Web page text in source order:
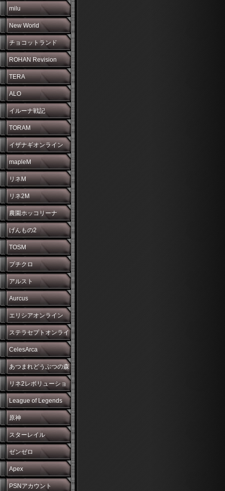
milu
New World
チョコットランド
ROHAN Revision
TERA
ALO
イルーナ戦記
TORAM
イザナギオンライン
mapleM
リネM
リネ2M
農園ホッコリーナ
げんもの2
TOSM
プチクロ
アルスト
Aurcus
エリシアオンライン
ステラセプトオンライ
ン
CelesArca
あつまれどうぶつの森
リネ2レボリューショ
ン
League of Legends
原神
スターレイル
ゼンゼロ
Apex
PSNアカウント